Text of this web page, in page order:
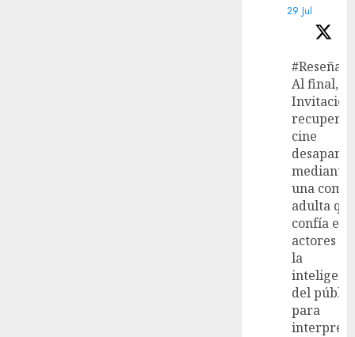
29 Jul
#Reseña
Al final,
recupera
cine
mediante
una
adulta
confía en
actores y
la
del
para